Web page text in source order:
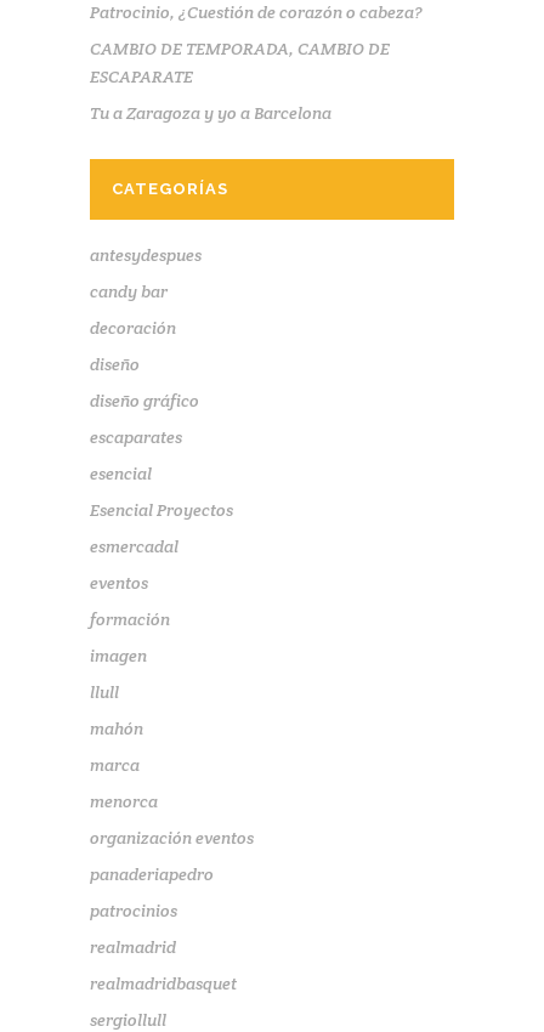
Patrocinio, ¿Cuestión de corazón o cabeza?
CAMBIO DE TEMPORADA, CAMBIO DE
ESCAPARATE
Tu a Zaragoza y yo a Barcelona
CATEGORÍAS
antesydespues
candy bar
decoración
diseño
diseño gráfico
escaparates
esencial
Esencial Proyectos
esmercadal
eventos
formación
imagen
llull
mahón
marca
menorca
organización eventos
panaderiapedro
patrocinios
realmadrid
realmadridbasquet
sergiollull